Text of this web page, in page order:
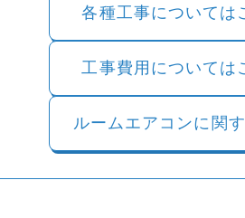
各種工事については
工事費用については
ルームエアコンに関